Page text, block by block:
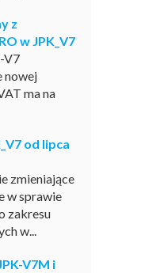
z
w JPK_V7
V7
nowej
ma na
od lipca
zmieniające
w sprawie
zakresu
w...
V7M i